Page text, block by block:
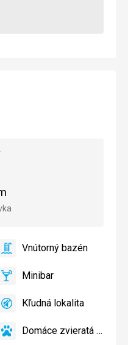
Vnútorný
Vnútorný bazén
áno
Minibar,Minibar
áno
KľudnáKľudná lokalita
áno
DomáceDomáce zvieratá
áno